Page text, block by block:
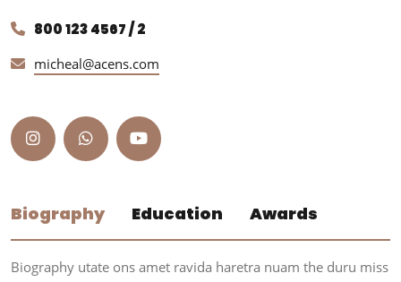
800 123 4567 / 2
micheal@acens.com
Biography Education Awards
Biography utate ons amet ravida haretra nuam the duru miss